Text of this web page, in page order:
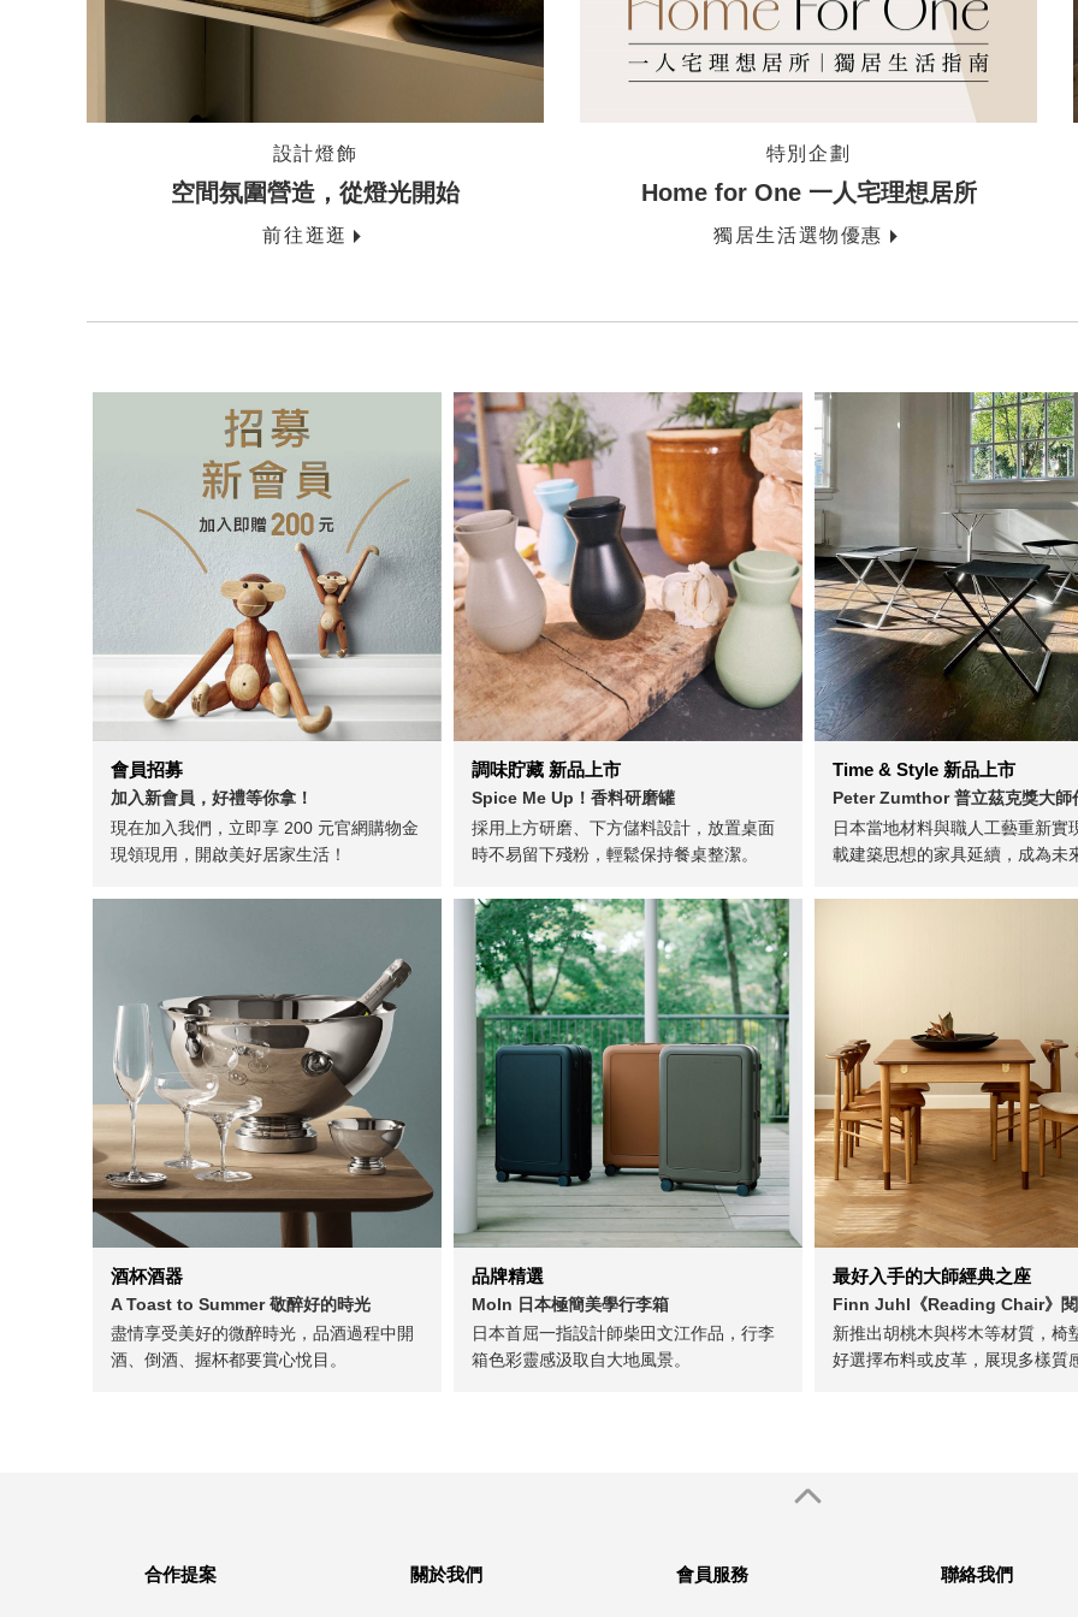
設計燈飾
空間氛圍營造，從燈光開始
前往逛逛
特別企劃
Home for One 一人宅理想居所
獨居生活選物優惠
會員招募
加入新會員，好禮等你拿！
現在加入我們，立即享 200 元官網購物金
現領現用，開啟美好居家生活！
調味貯藏 新品上市
Spice Me Up！香料研磨罐
採用上方研磨、下方儲料設計，放置桌面
時不易留下殘粉，輕鬆保持餐桌整潔。
Time & Style 新品上市
Peter Zumthor 普立茲克獎大師
日本當地材料與職人工藝重新實
載建築思想的家具延續，成為未
酒杯酒器
A Toast to Summer 敬醉好的時光
盡情享受美好的微醉時光，品酒過程中開
酒、倒酒、握杯都要賞心悅目。
品牌精選
Moln 日本極簡美學行李箱
日本首屈一指設計師柴田文江作品，行李
箱色彩靈感汲取自大地風景。
最好入手的大師經典之座
Finn Juhl《Reading Chair》
新推出胡桃木與梣木等材質，椅
好選擇布料或皮革，展現多樣質
合作提案 關於我們 會員服務 聯絡我們